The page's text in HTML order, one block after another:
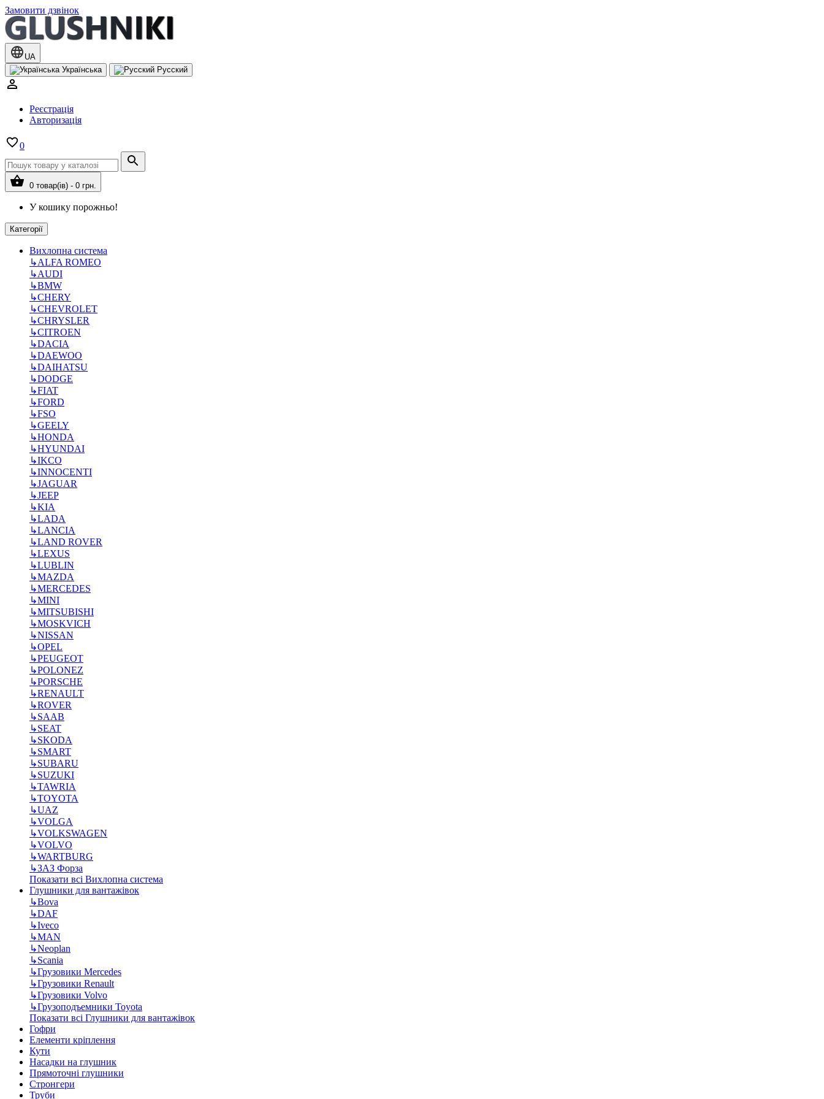
Замовити дзвінок
UA
Українська
Русский
Реєстрація
Авторизація
0
0 товар(ів) - 0 грн.
У кошику порожньо!
Категорії
Вихлопна система
↳ALFA ROMEO
↳AUDI
↳BMW
↳CHERY
↳CHEVROLET
↳CHRYSLER
↳CITROEN
↳DACIA
↳DAEWOO
↳DAIHATSU
↳DODGE
↳FIAT
↳FORD
↳FSO
↳GEELY
↳HONDA
↳HYUNDAI
↳IKCO
↳INNOCENTI
↳JAGUAR
↳JEEP
↳KIA
↳LADA
↳LANCIA
↳LAND ROVER
↳LEXUS
↳LUBLIN
↳MAZDA
↳MERCEDES
↳MINI
↳MITSUBISHI
↳MOSKVICH
↳NISSAN
↳OPEL
↳PEUGEOT
↳POLONEZ
↳PORSCHE
↳RENAULT
↳ROVER
↳SAAB
↳SEAT
↳SKODA
↳SMART
↳SUBARU
↳SUZUKI
↳TAWRIA
↳TOYOTA
↳UAZ
↳VOLGA
↳VOLKSWAGEN
↳VOLVO
↳WARTBURG
↳ЗАЗ Форза
Показати всі Вихлопна система
Глушники для вантажівок
↳Bova
↳DAF
↳Iveco
↳MAN
↳Neoplan
↳Scania
↳Грузовики Mercedes
↳Грузовики Renault
↳Грузовики Volvo
↳Грузоподъемники Toyota
Показати всі Глушники для вантажівок
Гофри
Елементи кріплення
Кути
Насадки на глушник
Прямоточні глушники
Стронгери
Труби